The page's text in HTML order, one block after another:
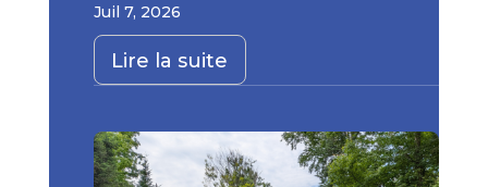
Juil 7, 2026
Lire la suite